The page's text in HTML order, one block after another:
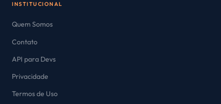
INSTITUCIONAL
Quem Somos
Contato
API para Devs
Privacidade
Termos de Uso